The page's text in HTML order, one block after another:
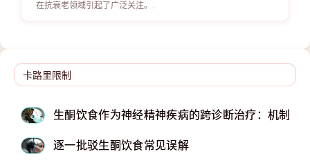
在抗衰老领域引起了广泛关注。.
生酮饮食作为神经精神疾病的跨诊断治疗：机制和
逐一批驳生酮饮食常见误解